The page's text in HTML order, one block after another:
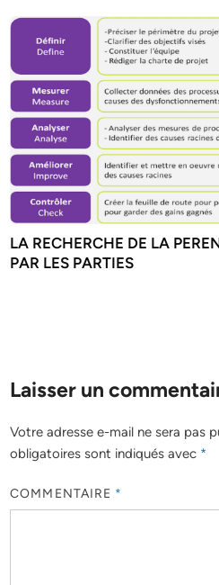
LA RECHERCHE DE LA
PAR LES PARTIES
Laisser un
Votre adresse e-mail ne sera pas
obligatoires sont indiqués avec *
COMMENTAIRE *